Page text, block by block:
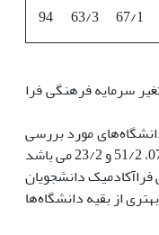
67/1
63/3
94
متغیر سرمایه فرهنگی فرا
مورد بررسی
(آزاد، پیام نور، غیرانتفاعی) به ترتیب 07/2، 51/2 و 23/2 می باشد
دانشجویان
از بقیه دانشگاه‌ها